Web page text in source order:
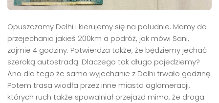
Opuszczamy Delhi i kierujemy się na południe. Mamy do
przejechania jakieś 200km a podróż, jak mówi Sani,
zajmie 4 godziny. Potwierdza także, że będziemy jechać
szeroką autostradą. Dlaczego tak długo pojedziemy?
Ano dla tego że samo wyjechanie z Delhi trwało godzinę.
Potem trasa wiodła przez inne miasta aglomeracji,
których ruch także spowalniał przejazd mimo, że droga